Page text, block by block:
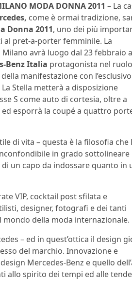
MODA DONNA 2011 – La
come è ormai tradizione,
Donna 2011, uno dei più
al pret-a-porter femminile. La
avrà luogo dal 23 febbraio
Benz Italia protagonista nel
manifestazione con l’esclusivo
Stella metterà a disposizione
S come auto di cortesia, oltre a
ed esporrà la coupé a quattro
di vita – questa è la filosofia che
in grado sottolineare
un capo da indossare quanto in
VIP, cocktail post sfilata e
designer, fotografi e dei tanti
della moda internazionale.
– ed in quest’ottica il design
del marchio. Innovazione e
Mercedes-Benz e quello
allo spirito dei tempi ed alle